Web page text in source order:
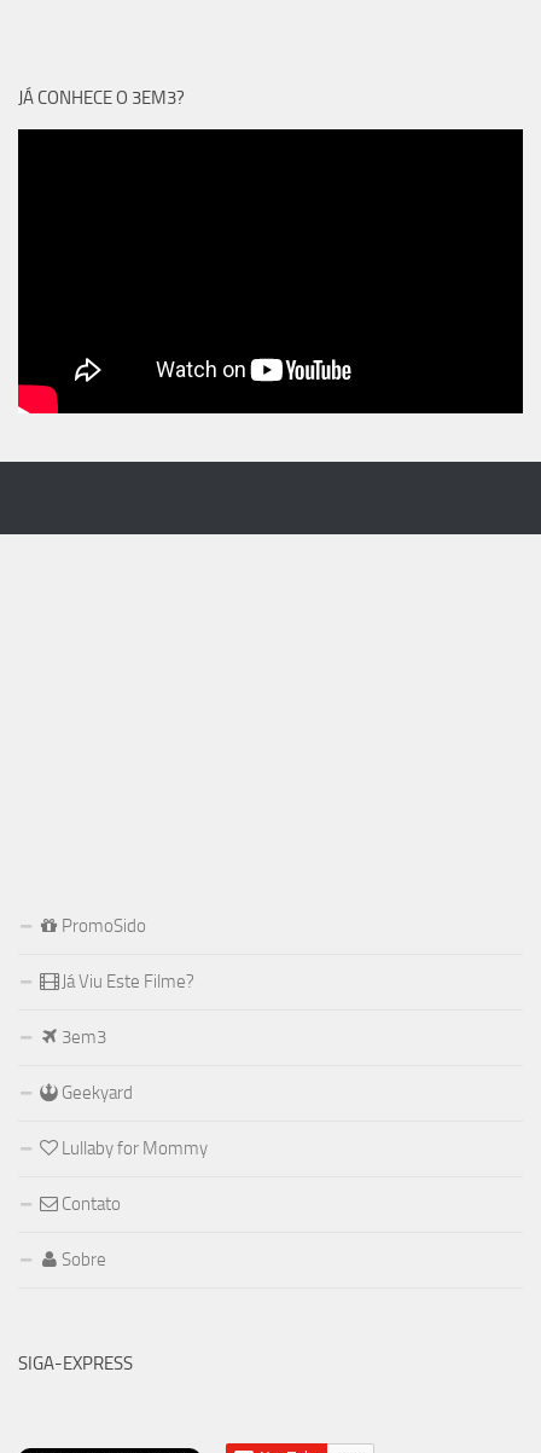
JÁ CONHECE O 3EM3?
PromoSido
Já Viu Este Filme?
3em3
Geekyard
Lullaby for Mommy
Contato
Sobre
SIGA-EXPRESS